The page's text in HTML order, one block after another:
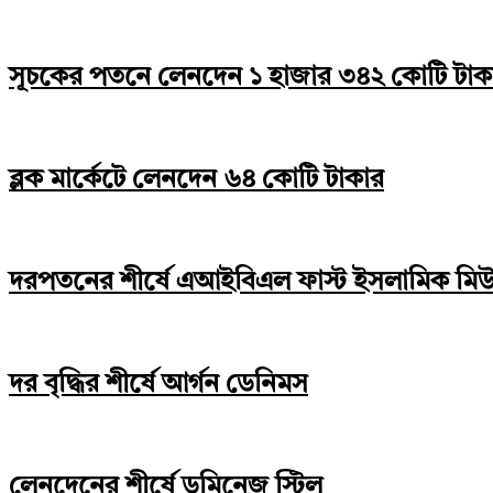
সূচকের পতনে লেনদেন ১ হাজার ৩৪২ কোটি
ব্লক মার্কেটে লেনদেন ৬৪ কোটি টাকার
দরপতনের শীর্ষে এআইবিএল ফাস্ট ইসলামিক
দর বৃদ্ধির শীর্ষে আর্গন ডেনিমস
লেনদেনের শীর্ষে ডমিনেজ স্টিল